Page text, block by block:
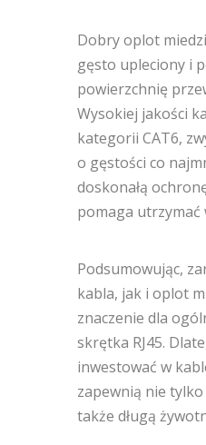
Dobry oplot
gęsto upleciony i
powierzchnię
Wysokiej jakości
kategorii CAT6,
o gęstości co
doskonałą
pomaga utrzymać
Podsumowując,
kabla, jak i oplot
znaczenie dla
skrętka RJ45.
inwestować w
zapewnią nie tylko
także długą